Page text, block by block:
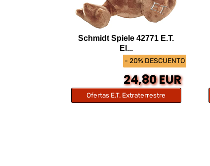
- 20% DESCUENTO
Schmidt Spiele 42771 E.T.
El...
24,80 EUR
Ofertas E.T. Extraterrestre